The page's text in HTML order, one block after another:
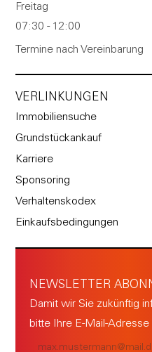
Freitag
07:30 - 12:00
Termine nach Vereinbarung
VERLINKUNGEN
Immobiliensuche
Grundstückankauf
Karriere
Sponsoring
Verhaltenskodex
Einkaufsbedingungen
NEWSLETTER
Damit wir Sie zukünftig
bitte Ihre E-Mail-Adresse
E-